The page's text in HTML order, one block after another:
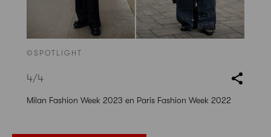
©SPOTLIGHT
4/4
Milan Fashion Week 2023 en Paris Fashion Week 2022